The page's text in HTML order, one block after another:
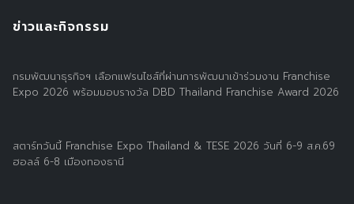
ข่าวและกิจกรรม
กรมพัฒนาธุรกิจฯ เลือกแฟรนไชส์ที่ผ่านการพัฒนาเข้าร่วมงาน Franchise
Expo 2026 พร้อมมอบรางวัล DBD Thailand Franchise Award 2026
สตาร์ทวันนี้ Franchise Expo Thailand & TESE 2026 วันที่ 6-9 ส.ค.69
ฮอลล์ 6-8 เมืองทองธานี